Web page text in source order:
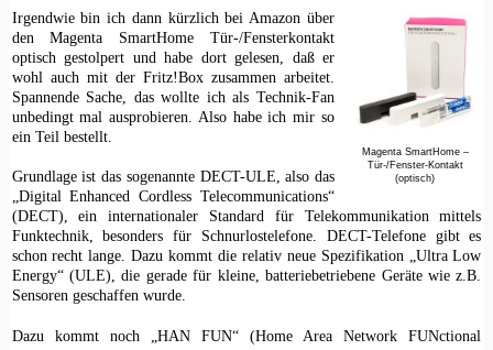
Magenta SmartHome –
Tür-/Fenster-Kontakt
(optisch)
Irgendwie bin ich dann kürzlich bei Amazon über
den Magenta SmartHome Tür-/Fensterkontakt
optisch gestolpert und habe dort gelesen, daß er
wohl auch mit der Fritz!Box zusammen arbeitet.
Spannende Sache, das wollte ich als Technik-Fan
unbedingt mal ausprobieren. Also habe ich mir so
ein Teil bestellt.
Grundlage ist das sogenannte DECT-ULE, also das
„Digital Enhanced Cordless Telecommunications“
(DECT), ein internationaler Standard für Telekommunikation mittels
Funktechnik, besonders für Schnurlostelefone. DECT-Telefone gibt es
schon recht lange. Dazu kommt die relativ neue Spezifikation „Ultra Low
Energy“ (ULE), die gerade für kleine, batteriebetriebene Geräte wie z.B.
Sensoren geschaffen wurde.
Dazu kommt noch „HAN FUN“ (Home Area Network FUNctional